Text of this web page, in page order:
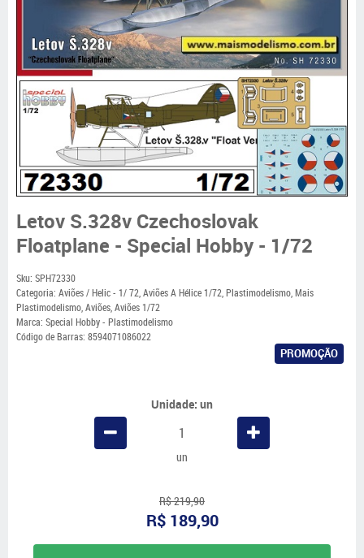
Letov S.328v Czechoslovak
Floatplane - Special Hobby - 1/72
Sku: SPH72330
Categoria: Aviões / Helic - 1/ 72,Aviões A Hélice 1/72,Plastimodelismo,Mais
Plastimodelismo,Aviões,Aviões 1/72
Marca: Special Hobby - Plastimodelismo
Código de Barras: 8594071086022
PROMOÇÃO
Unidade: un
un
R$ 219,90
R$ 189,90